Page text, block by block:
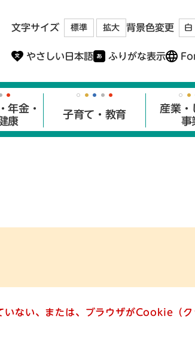
文字サイズ 標準 拡大 背景色変更 白
やさしい日本語 ふりがな表示
年金・
康
子育て・教育
産業・
事
ない、または、ブラウザがCookie（